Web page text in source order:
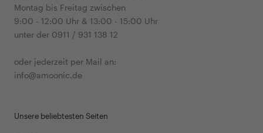
Montag bis Freitag zwischen
9:00 - 12:00 Uhr & 13:00 - 15:00 Uhr
unter der 0911 / 931 138 12
oder jederzeit per Mail an:
info@amoonic.de
Unsere beliebtesten Seiten